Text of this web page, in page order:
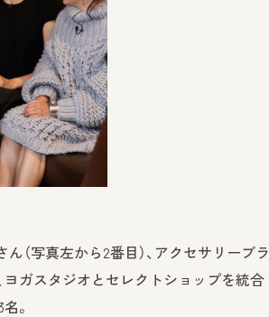
（写真左から2番目）、アクセサリーブラ
ヨガスタジオとセレクトショップを統合
。